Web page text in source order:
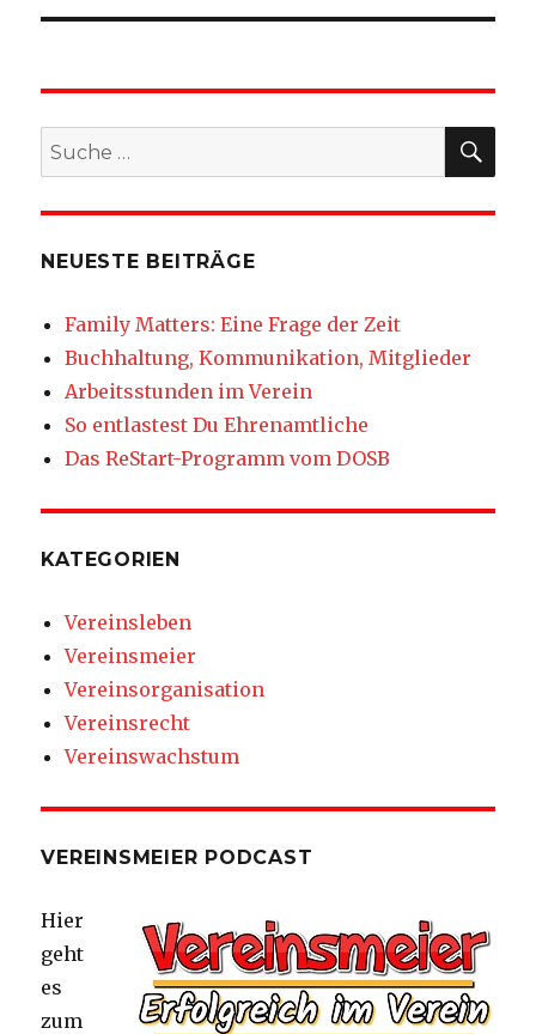
Suche
nach:
NEUESTE BEITRÄGE
Family Matters: Eine Frage der Zeit
Buchhaltung, Kommunikation, Mitglieder
Arbeitsstunden im Verein
So entlastest Du Ehrenamtliche
Das ReStart-Programm vom DOSB
KATEGORIEN
Vereinsleben
Vereinsmeier
Vereinsorganisation
Vereinsrecht
Vereinswachstum
VEREINSMEIER PODCAST
Hier
geht
es
zum